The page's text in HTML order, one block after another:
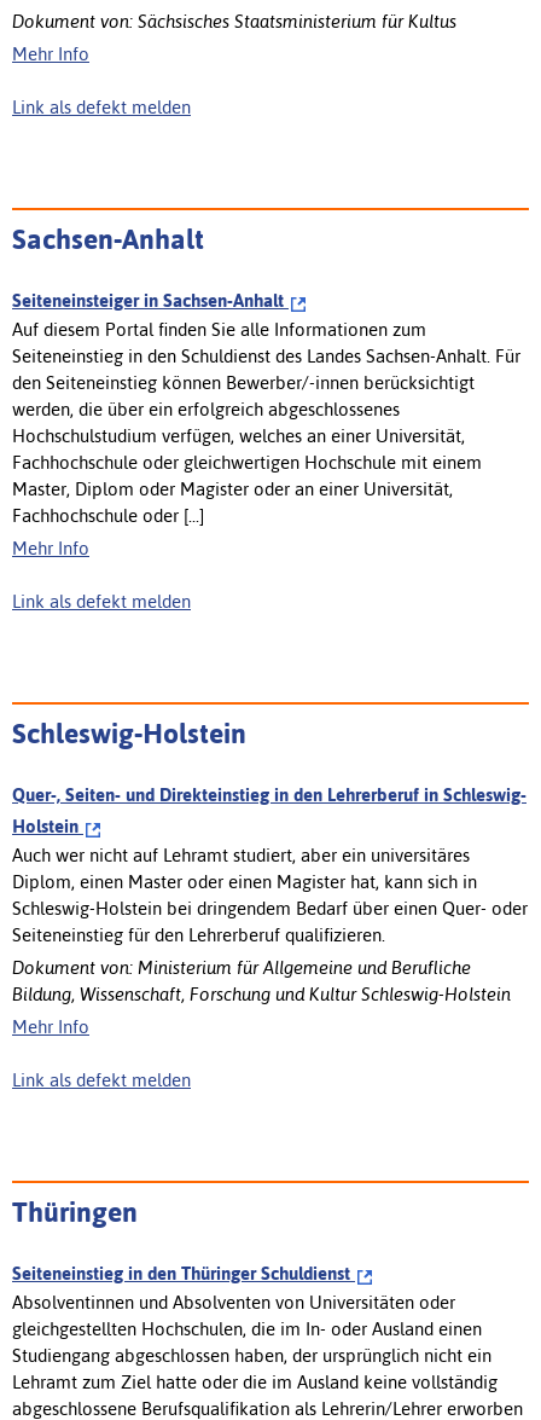
Dokument von: Sächsisches Staatsministerium für Kultus
Mehr Info
Link als defekt melden
Sachsen-Anhalt
Seiteneinsteiger in Sachsen-Anhalt
Auf diesem Portal finden Sie alle Informationen zum
Seiteneinstieg in den Schuldienst des Landes Sachsen-Anhalt. Für
den Seiteneinstieg können Bewerber/-innen berücksichtigt
werden, die über ein erfolgreich abgeschlossenes
Hochschulstudium verfügen, welches an einer Universität,
Fachhochschule oder gleichwertigen Hochschule mit einem
Master, Diplom oder Magister oder an einer Universität,
Fachhochschule oder [...]
Mehr Info
Link als defekt melden
Schleswig-Holstein
Quer-, Seiten- und Direkteinstieg in den Lehrerberuf in Schleswig-
Holstein
Auch wer nicht auf Lehramt studiert, aber ein universitäres
Diplom, einen Master oder einen Magister hat, kann sich in
Schleswig-Holstein bei dringendem Bedarf über einen Quer- oder
Seiteneinstieg für den Lehrerberuf qualifizieren.
Dokument von: Ministerium für Allgemeine und Berufliche
Bildung, Wissenschaft, Forschung und Kultur Schleswig-Holstein
Mehr Info
Link als defekt melden
Thüringen
Seiteneinstieg in den Thüringer Schuldienst
Absolventinnen und Absolventen von Universitäten oder
gleichgestellten Hochschulen, die im In- oder Ausland einen
Studiengang abgeschlossen haben, der ursprünglich nicht ein
Lehramt zum Ziel hatte oder die im Ausland keine vollständig
abgeschlossene Berufsqualifikation als Lehrerin/Lehrer erworben